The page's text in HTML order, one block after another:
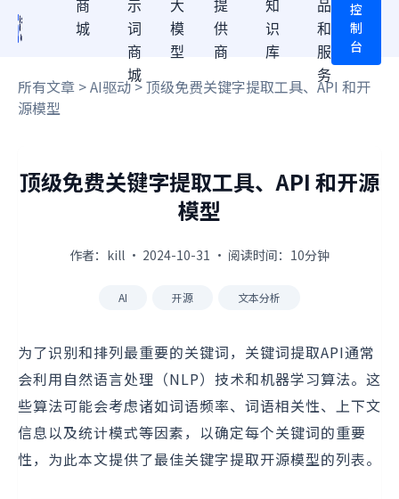
商
城
示
词
商
城
大
模
型
提
供
商
知
识
库
品
和
服
务
控
制
台
所有文章 >AI驱动> 顶级免费关键字提取工具、API 和开
源模型
顶级免费关键字提取工具、API 和开源
模型
作者：kill · 2024-10-31 · 阅读时间：10分钟
AI 开源 文本分析
为了识别和排列最重要的关键词，关键词提取API通常
会利用自然语言处理（NLP）技术和机器学习算法。这
些算法可能会考虑诸如词语频率、词语相关性、上下文
信息以及统计模式等因素，以确定每个关键词的重要
性，为此本文提供了最佳关键字提取开源模型的列表。